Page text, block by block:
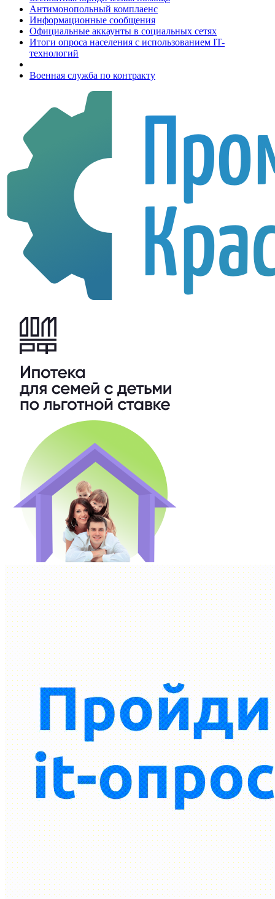
Антимонопольный комплаенс
Информационные сообщения
Официальные аккаунты в социальных сетях
Итоги опроса населения с использованием IT-
технологий
Военная служба по контракту